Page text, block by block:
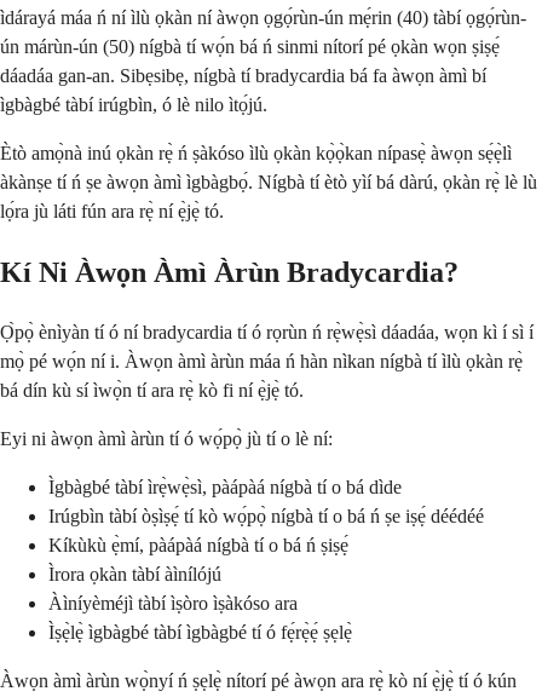
ìdárayá máa ń ní ìlù ọkàn ní àwọn ọgọ́rùn-ún mẹ́rin (40) tàbí ọgọ́rùn-
ún márùn-ún (50) nígbà tí wọ́n bá ń sinmi nítorí pé ọkàn wọn ṣiṣẹ́
dáadáa gan-an. Sibẹsibẹ, nígbà tí bradycardia bá fa àwọn àmì bí
ìgbàgbé tàbí irúgbìn, ó lè nilo ìtọ́jú.
Ètò amọ̀nà inú ọkàn rẹ̀ ń ṣàkóso ìlù ọkàn kọ̀ọ̀kan nípasẹ̀ àwọn sẹ́ẹ̀lì
àkànṣe tí ń ṣe àwọn àmì ìgbàgbọ́. Nígbà tí ètò yìí bá dàrú, ọkàn rẹ̀ lè lù
lọ́ra jù láti fún ara rẹ̀ ní ẹ̀jẹ̀ tó.
Kí Ni Àwọn Àmì Àrùn Bradycardia?
Ọ̀pọ̀ ènìyàn tí ó ní bradycardia tí ó rọrùn ń rẹ̀wẹ̀sì dáadáa, wọn kì í sì í
mọ̀ pé wọ́n ní i. Àwọn àmì àrùn máa ń hàn nìkan nígbà tí ìlù ọkàn rẹ̀
bá dín kù sí ìwọ̀n tí ara rẹ̀ kò fi ní ẹ̀jẹ̀ tó.
Eyi ni àwọn àmì àrùn tí ó wọ́pọ̀ jù tí o lè ní:
Ìgbàgbé tàbí ìrẹ̀wẹ̀sì, pàápàá nígbà tí o bá dìde
Irúgbìn tàbí òṣìṣẹ́ tí kò wọ́pọ̀ nígbà tí o bá ń ṣe iṣẹ́ déédéé
Kíkùkù ẹ̀mí, pàápàá nígbà tí o bá ń ṣiṣẹ́
Ìrora ọkàn tàbí àìnílójú
Àìníyèméjì tàbí ìṣòro ìṣàkóso ara
Ìṣẹ̀lẹ̀ ìgbàgbé tàbí ìgbàgbé tí ó fẹ́rẹ̀ẹ́ ṣẹlẹ̀
Àwọn àmì àrùn wọ̀nyí ń ṣẹlẹ̀ nítorí pé àwọn ara rẹ̀ kò ní ẹ̀jẹ̀ tí ó kún